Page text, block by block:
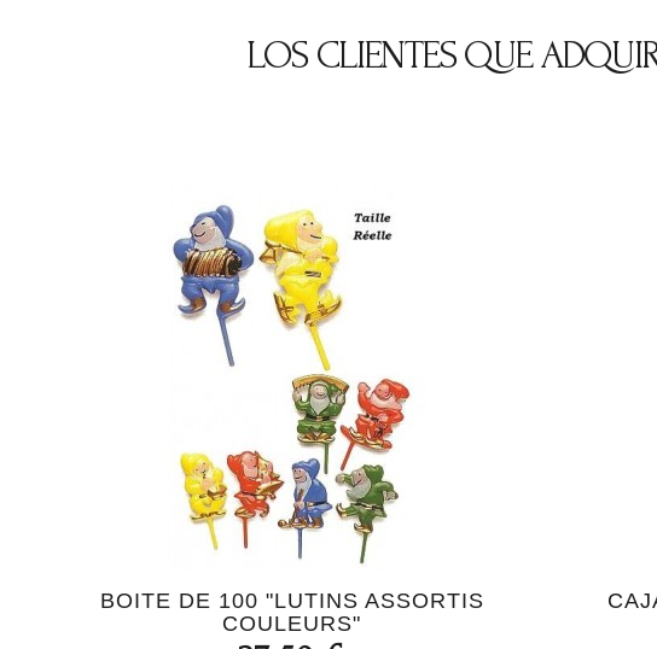
LOS CLIENTES QUE
BOITE DE 100 "LUTINS ASSORTIS
COULEURS"